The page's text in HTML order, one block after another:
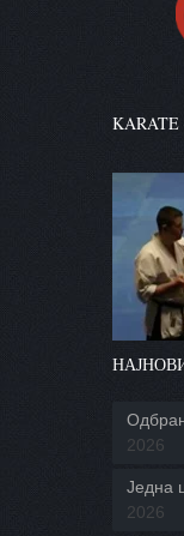
KARATE
2026
Једна
2026